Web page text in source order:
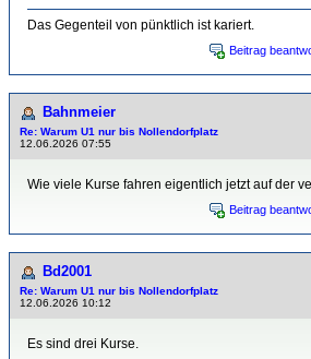
Das Gegenteil von pünktlich ist kariert.
Beitrag
Bahnmeier
Re: Warum U1 nur bis Nollendorfplatz
12.06.2026 07:55
Wie viele Kurse fahren eigentlich jetzt auf der
Beitrag
Bd2001
Re: Warum U1 nur bis Nollendorfplatz
12.06.2026 10:12
Es sind drei Kurse.